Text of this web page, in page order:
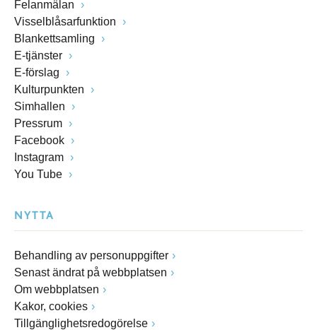
Felanmälan
Visselblåsarfunktion
Blankettsamling
E-tjänster
E-förslag
Kulturpunkten
Simhallen
Pressrum
Facebook
Instagram
You Tube
NYTTA
Behandling av personuppgifter
Senast ändrat på webbplatsen
Om webbplatsen
Kakor, cookies
Tillgänglighetsredogörelse